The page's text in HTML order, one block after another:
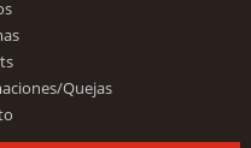
Quejas